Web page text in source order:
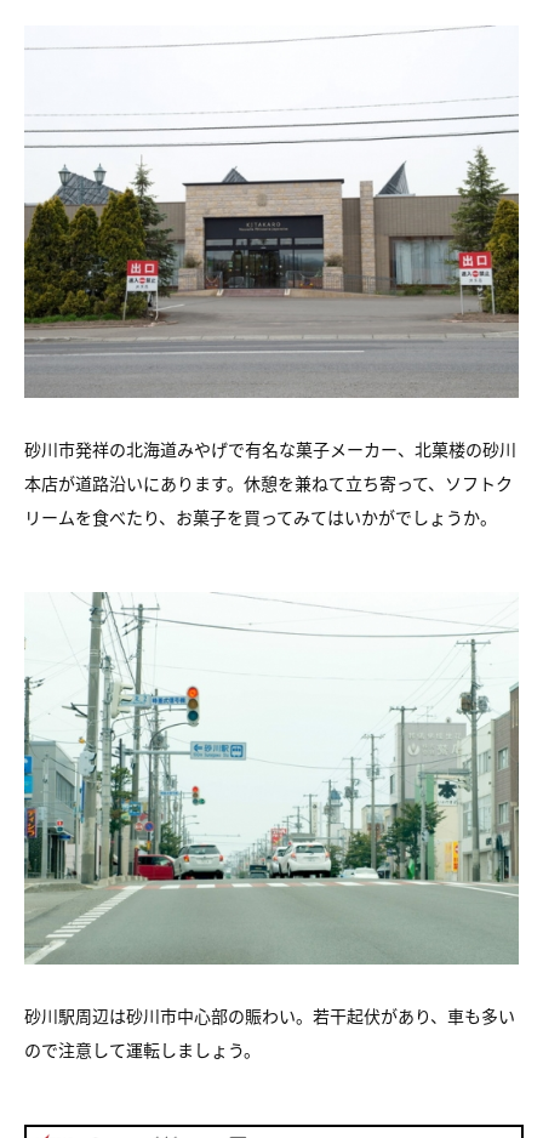
砂川市発祥の北海道みやげで有名な菓子メーカー、北菓楼の砂川
本店が道路沿いにあります。休憩を兼ねて立ち寄って、ソフトク
リームを食べたり、お菓子を買ってみてはいかがでしょうか。
砂川駅周辺は砂川市中心部の賑わい。若干起伏があり、車も多い
ので注意して運転しましょう。